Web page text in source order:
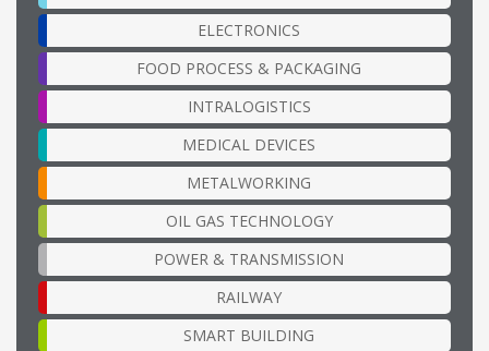
ELECTRONICS
FOOD PROCESS & PACKAGING
INTRALOGISTICS
MEDICAL DEVICES
METALWORKING
OIL GAS TECHNOLOGY
POWER & TRANSMISSION
RAILWAY
SMART BUILDING